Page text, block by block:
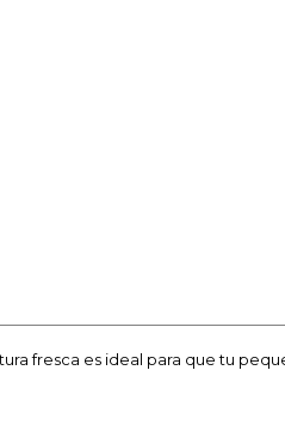
fresca es ideal para que tu